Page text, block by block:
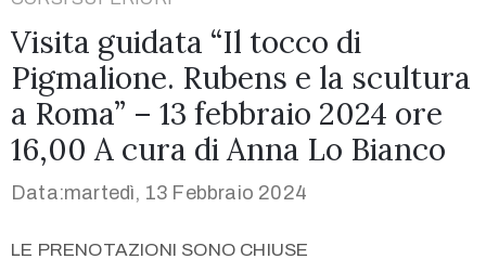
Visita guidata “Il tocco di
Pigmalione. Rubens e la scultura
a Roma” – 13 febbraio 2024 ore
16,00 A cura di Anna Lo Bianco
Data:martedì, 13 Febbraio 2024
LE PRENOTAZIONI SONO CHIUSE